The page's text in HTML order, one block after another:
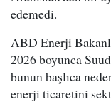
edemedi.
ABD Enerji
2026 boyunca
bunun başlıca
enerji ticaretini